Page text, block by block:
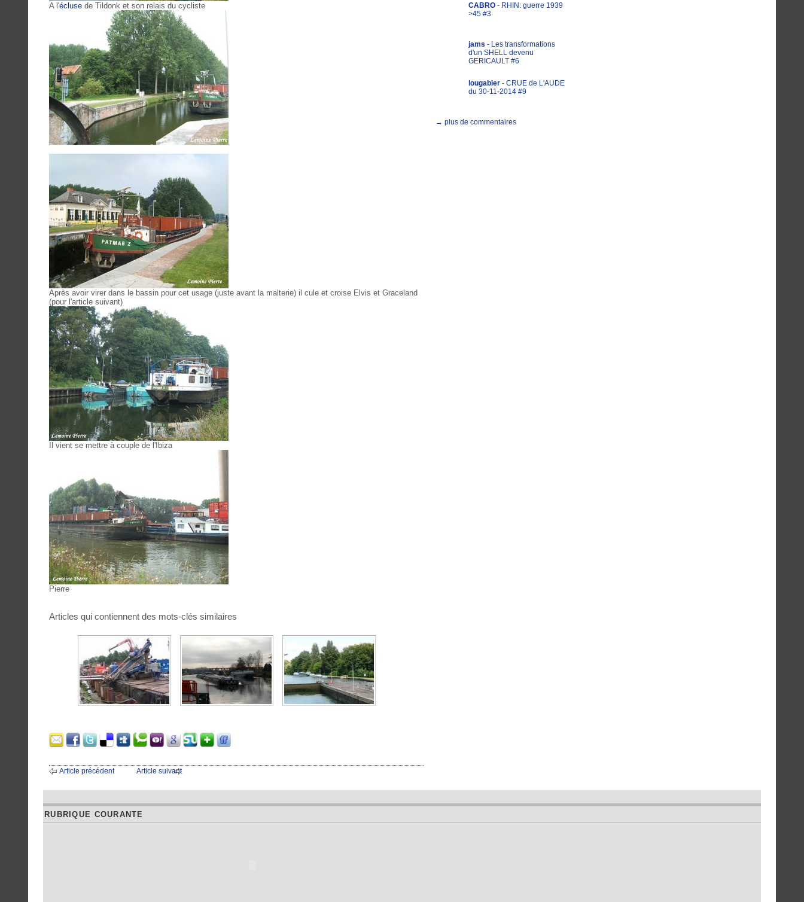
A l'écluse de Tildonk et son relais du cycliste
Après avoir virer dans le bassin pour cet usage (juste avant la malterie) il cule et croise Elvis et Graceland
(pour l'article suivant)
Il vient se mettre à couple de l'Ibiza
Pierre
Articles qui contiennent des mots-clés similaires
Article précédent Article suivant
CABRO - RHIN: guerre 1939
>45 #3
jams - Les transformations
d'un SHELL devenu
GERICAULT #6
lougabier - CRUE de L'AUDE
du 30-11-2014 #9
→ plus de commentaires
RUBRIQUE COURANTE